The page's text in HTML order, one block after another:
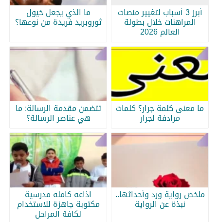
أبرز 3 أسباب لتغيير منصات
المراهنات خلال بطولة
العالم 2026
ما الذي يجعل خيول
ثوروبريد فريدة من نوعها؟
ما معنى كلمة جرار؟ كلمات
مرادفة لجرار
تتضمن مقدمة الرسالة: ما
هي عناصر الرسالة؟
ملخص رواية ورد وأحداثها..
نبذة عن الرواية
اذاعه كامله مدرسية
مكتوبة جاهزة للاستخدام
لكافة المراحل